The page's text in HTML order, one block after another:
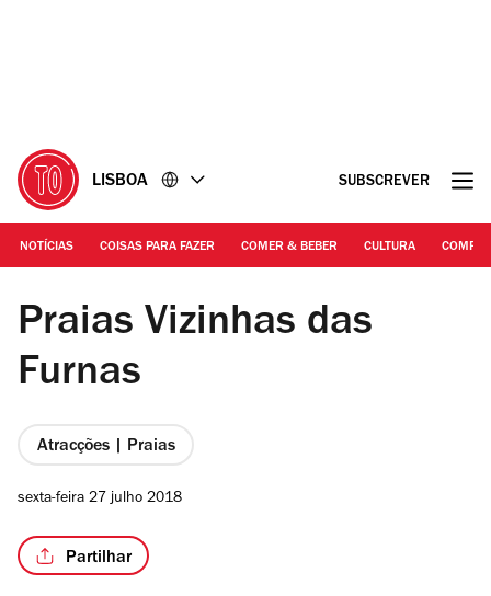
LISBOA SUBSCREVER
NOTÍCIAS COISAS PARA FAZER COMER & BEBER CULTURA
Fotografia: Arlindo Camacho | Praias Vizinhas das Furnas
Praias Vizinhas das
Furnas
Atracções | Praias
sexta-feira 27 julho 2018
Partilhar